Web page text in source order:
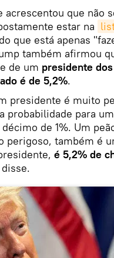
acrescentou que não
estar na
que está apenas
também afirmou
de um presidente
é de 5,2%.
presidente é muito
probabilidade para
de 1%. Um
perigoso, também é
é 5,2% de